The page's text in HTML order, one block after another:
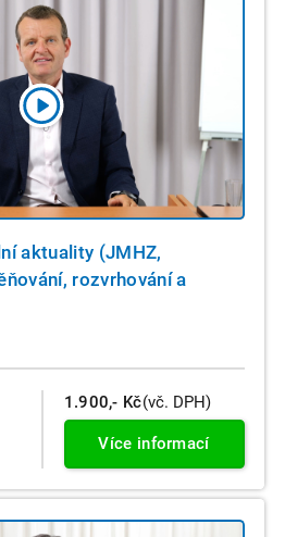
aktuality (JMHZ,
rozvrhování a
1.900,- Kč(vč. DPH)
Více informací